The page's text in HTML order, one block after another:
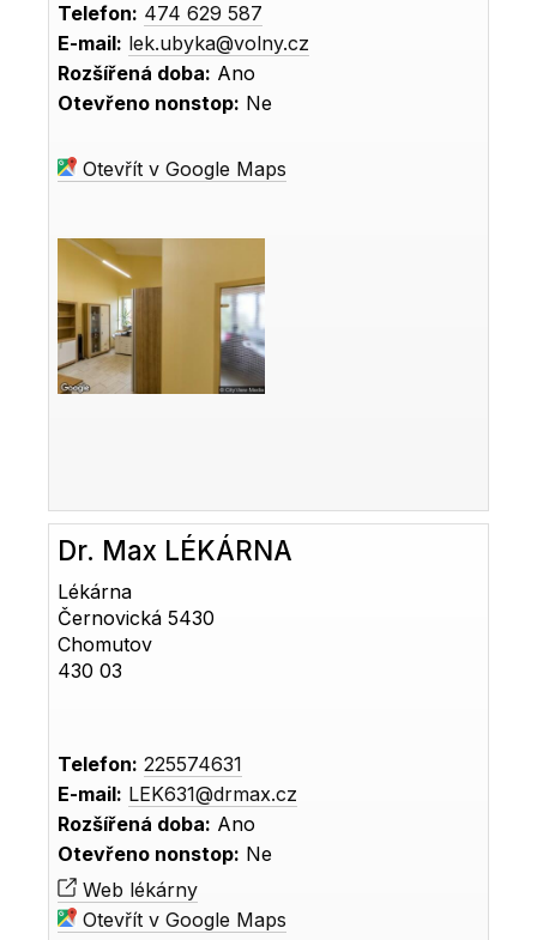
Telefon: 474 629 587
E-mail: lek.ubyka@volny.cz
Rozšířená doba: Ano
Otevřeno nonstop: Ne
Otevřít v Google Maps
Dr. Max LÉKÁRNA
Lékárna
Černovická 5430
Chomutov
430 03
Telefon: 225574631
E-mail: LEK631@drmax.cz
Rozšířená doba: Ano
Otevřeno nonstop: Ne
Web lékárny
Otevřít v Google Maps